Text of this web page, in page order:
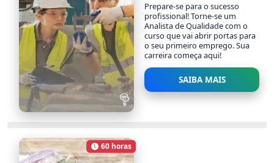
ANALISTA DE
QUALIDADE
1426 alunos
Prepare-se para o sucesso
profissional! Torne-se um
Analista de Qualidade com o
curso que vai abrir portas para
o seu primeiro emprego. Sua
carreira começa aqui!
SAIBA MAIS
60 horas
Carga Horária